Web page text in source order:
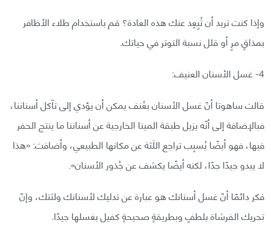
وإذا كنت تريد أن تُبِعِد عنك هذه العادة؟ قم باستخدام طلاء الأظافر
بمذاقٍ مرٍ أو قلل نسبة التوتر في حياتك.
4- غسل الأسنان العنيف:
قالت ساهوتا أنّ غسل الأسنان بعُنف يمكن أن يؤدي إلى تآكل أسناننا،
فبالإضافة إلى أنّه يزيل طبقة المينا الخارجية عن أسناننا ما ينتج الحفر
فيها، فهو أيضًا يُسبِب تراجع اللَثة عن مكانها الطبيعي، وأضافت: «هذا
لا يبدو جيدًا جدًا، لكنه أيضًا يكشف عن جُذور الأسنان».
فكر دائمًا أنّ غسل أسنانك هو عبارة عن تدليك لأسنانك ولثتك، وإنّ
تحريك الفرشاة بلطفٍ وبطريقةٍ صحيحةٍ كفيل بغسلها جيدًا.